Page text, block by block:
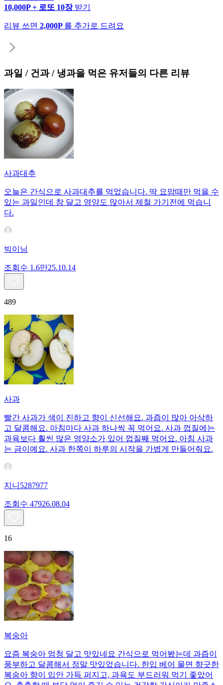
10,000P + 로또 10장 받기
리뷰 쓰면 2,000P 를 추가로 드려요
과일 / 건과 / 냉과을 먹은 유저들의 다른 리뷰
사과대추
오늘은 간식으로 사과대추를 먹었습니다. 딱 요맘때만 먹을 수
있는 과일인데 참 달고 영양도 많아서 제철 가기전에 먹습니
다.
빅이닝
조회수 1.6만25.10.14
489
사과
빨간 사과가 색이 진하고 향이 신선해요. 과즙이 많아 아삭하
고 달콤해요. 아침마다 사과 하나씩 꼭 먹어요. 사과 껍질에는
과육보다 훨씬 많은 영양소가 있어 껍질째 먹어요. 아침 사과
는 금이예요. 사과 한쪽이 하루의 시작을 가볍게 만들어줘요.
지니5287977
조회수 47926.08.04
16
복숭아
요즘 복숭아 엄청 달고 맛있네요 간식으로 먹어봤는데 과즙이
풍부하고 달콤해서 정말 맛있었습니다. 한입 베어 물면 향긋한
복숭아 향이 입안 가득 퍼지고, 과육도 부드러워 먹기 좋았어